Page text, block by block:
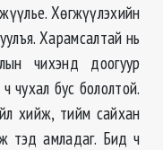
Хөгжүүлэхийн
Харамсалтай нь
чихэнд доогуур
чухал бус бололтой.
хийж, тийм сайхан
тэд амладаг. Бид ч